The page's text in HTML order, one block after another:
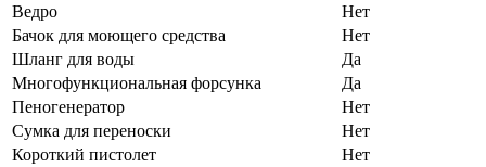
Ведро
Нет
Бачок для моющего средства
Нет
Шланг для воды
Да
Многофункциональная форсунка
Да
Пеногенератор
Нет
Сумка для переноски
Нет
Короткий пистолет
Нет